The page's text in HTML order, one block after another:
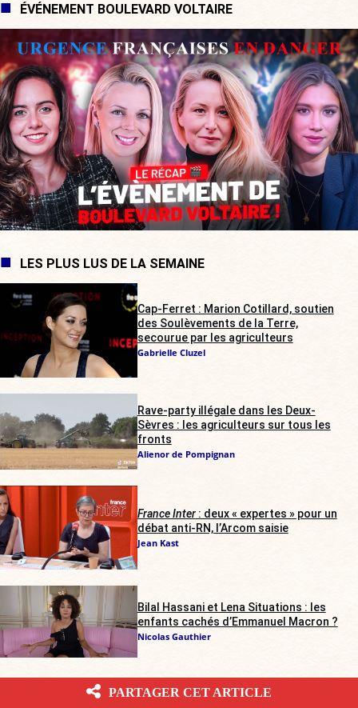
ÉVÉNEMENT BOULEVARD VOLTAIRE
LES PLUS LUS DE LA SEMAINE
Cap-Ferret : Marion Cotillard, soutien
des Soulèvements de la Terre,
secourue par les agriculteurs
Gabrielle Cluzel
Rave-party illégale dans les Deux-
Sèvres : les agriculteurs sur tous les
fronts
Alienor de Pompignan
France Inter: deux « expertes » pour un
débat anti-RN, l’Arcom saisie
Jean Kast
Bilal Hassani et Lena Situations : les
enfants cachés d’Emmanuel Macron ?
Nicolas Gauthier
LES PLUS LUS DU MOISPARTAGER CET ARTICLE